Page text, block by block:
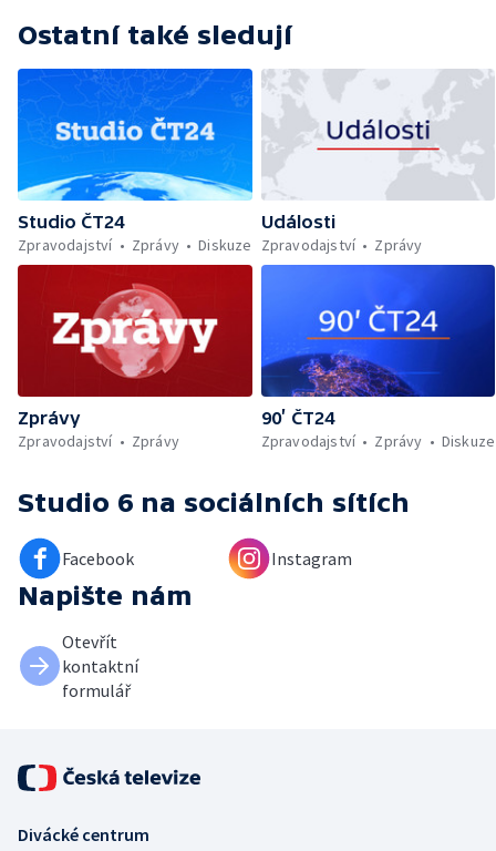
Ostatní také sledují
Studio ČT24
Zpravodajství
Zprávy Diskuze
Události
Zpravodajství
Zprávy
Zprávy
Zpravodajství
Zprávy
90’ ČT24
Zpravodajství
Zprávy Diskuze
Studio 6 na sociálních sítích
Facebook Instagram
Napište nám
Otevřít
kontaktní
formulář
Divácké centrum